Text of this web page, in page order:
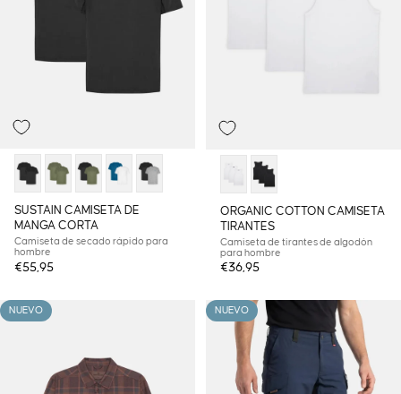
SUSTAIN CAMISETA DE
MANGA CORTA
Camiseta de secado rápido para
hombre
€55,95
ORGANIC COTTON CAMISETA
TIRANTES
Camiseta de tirantes de algodón
para hombre
€36,95
NUEVO NUEVO